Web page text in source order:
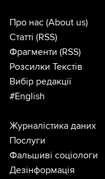
Про нас (About us)
Статті (RSS)
Фрагменти (RSS)
Розсилки Текстів
Вибір редакції
#English
Журналістика даних
Послуги
Фальшиві соціологи
Дезінформація